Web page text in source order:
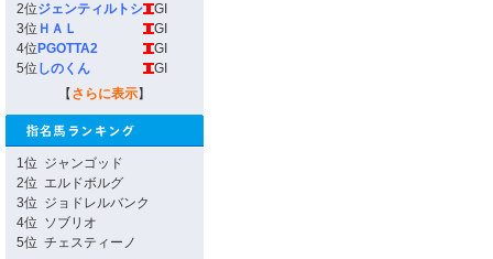
2位ジェンティルトシ
GI
3位 ＨＡＬ
GI
4位 PGOTTA2
GI
5位 しのくん
GI
【 さらに表示】
1位 ジャンゴッド
2位 エルドボルグ
3位 ジョドレルバンク
4位 ソブリオ
5位 チェスティーノ